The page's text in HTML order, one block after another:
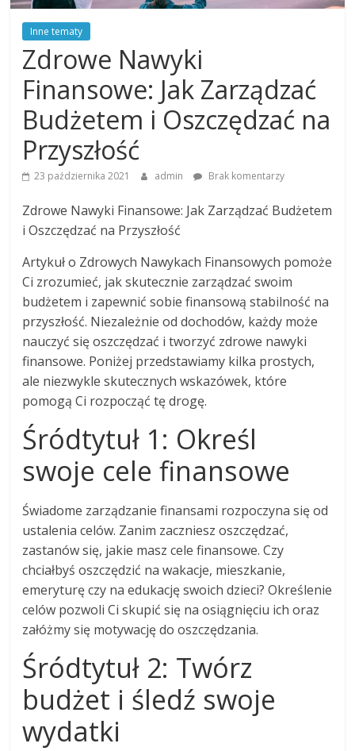
Inne tematy
Zdrowe Nawyki
Finansowe: Jak Zarządzać
Budżetem i Oszczędzać na
Przyszłość
23 października 2021 admin Brak komentarzy
Zdrowe Nawyki Finansowe: Jak Zarządzać Budżetem
i Oszczędzać na Przyszłość
Artykuł o Zdrowych Nawykach Finansowych pomoże
Ci zrozumieć, jak skutecznie zarządzać swoim
budżetem i zapewnić sobie finansową stabilność na
przyszłość. Niezależnie od dochodów, każdy może
nauczyć się oszczędzać i tworzyć zdrowe nawyki
finansowe. Poniżej przedstawiamy kilka prostych,
ale niezwykle skutecznych wskazówek, które
pomogą Ci rozpocząć tę drogę.
Śródtytuł 1: Określ
swoje cele finansowe
Świadome zarządzanie finansami rozpoczyna się od
ustalenia celów. Zanim zaczniesz oszczędzać,
zastanów się, jakie masz cele finansowe. Czy
chciałbyś oszczędzić na wakacje, mieszkanie,
emeryturę czy na edukację swoich dzieci? Określenie
celów pozwoli Ci skupić się na osiągnięciu ich oraz
załóżmy się motywację do oszczędzania.
Śródtytuł 2: Twórz
budżet i śledź swoje
wydatki